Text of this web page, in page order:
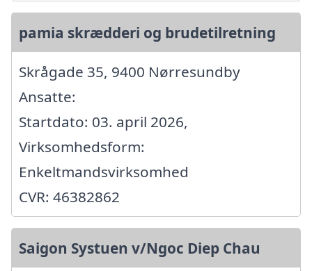
pamia skrædderi og brudetilretning
Skrågade 35, 9400 Nørresundby
Ansatte:
Startdato: 03. april 2026,
Virksomhedsform:
Enkeltmandsvirksomhed
CVR: 46382862
Saigon Systuen v/Ngoc Diep Chau